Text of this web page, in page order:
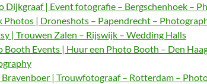
Dijkgraaf | Event fotografie – Bergschenhoek –
Photos | Droneshots – Papendrecht –
| Trouwen Zalen – Rijswijk – Wedding Halls
Booth Events | Huur een Photo Booth – Den
Bravenboer | Trouwfotograaf – Rotterdam –